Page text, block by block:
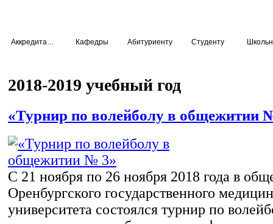
Кафедры Абитуриенту Студенту
2018-2019 учебный год
«Турнир по волейболу в общежитии
С 21 ноября по 26 ноября 2018 года в
Оренбургского государственного
университета состоялся турнир по